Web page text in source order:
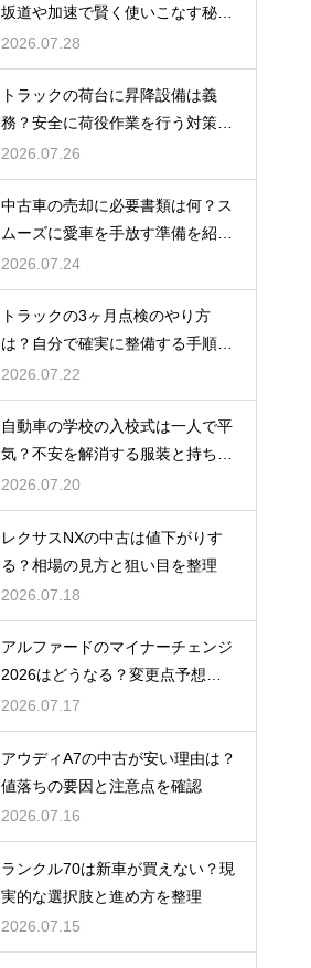
坂道や加速で賢く使いこなす秘
訣！
2026.07.28
トラックの荷台に昇降設備は義
務？安全に荷役作業を行う対策を
紹介
2026.07.26
中古車の売却に必要書類は何？ス
ムーズに愛車を手放す準備を紹
介！
2026.07.24
トラックの3ヶ月点検のやり方
は？自分で確実に整備する手順を
紹介
2026.07.22
自動車の学校の入校式は一人で平
気？不安を解消する服装と持ち
物！
2026.07.20
レクサスNXの中古は値下がりす
る？相場の見方と狙い目を整理
2026.07.18
アルファードのマイナーチェンジ
2026はどうなる？変更点予想と
買い時
2026.07.17
アウディA7の中古が安い理由は？
値落ちの要因と注意点を確認
2026.07.16
ランクル70は新車が買えない？現
実的な選択肢と進め方を整理
2026.07.15